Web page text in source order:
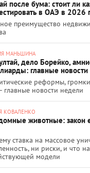
после бума: стоит ли
в ОАЭ в 2026
преимущество
МАНЬШИНА
дело Борейко,
главные
реформы,
новости недели
КОВАЛЕНКО
животные: закон
ставка на массовое
ни риски, и что
модели